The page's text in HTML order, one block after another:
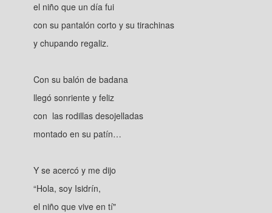
el niño que un día fui
con su pantalón corto y su tirachinas
y chupando regaliz.
Con su balón de badana
llegó sonriente y feliz
con las rodillas desojelladas
montado en su patín…
Y se acercó y me dijo
“Hola, soy Isidrín,
el niño que vive en tí"